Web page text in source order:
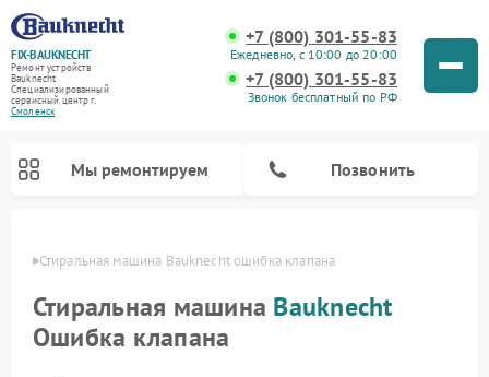
FIX-BAUKNECHT
Ремонт устройств
Bauknecht
Специализированный
cервисный центр г.
Смоленск
+7 (800) 301-55-83
Ежедневно, с 10:00 до 20:00
+7 (800) 301-55-83
Звонок бесплатный по РФ
Мы ремонтируем Позвонить
Стиральная машина Bauknecht ошибка клапана
Стиральная машина Bauknecht
Ошибка клапана